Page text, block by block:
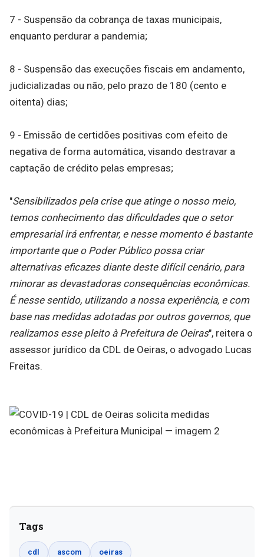
7 - Suspensão da cobrança de taxas municipais,
enquanto perdurar a pandemia;
8 - Suspensão das execuções fiscais em andamento,
judicializadas ou não, pelo prazo de 180 (cento e
oitenta) dias;
9 - Emissão de certidões positivas com efeito de
negativa de forma automática, visando destravar a
captação de crédito pelas empresas;
"Sensibilizados pela crise que atinge o nosso meio,
temos conhecimento das dificuldades que o setor
empresarial irá enfrentar, e nesse momento é bastante
importante que o Poder Público possa criar
alternativas eficazes diante deste difícil cenário, para
minorar as devastadoras consequências econômicas.
É nesse sentido, utilizando a nossa experiência, e com
base nas medidas adotadas por outros governos, que
realizamos esse pleito à Prefeitura de Oeiras", reitera o
assessor jurídico da CDL de Oeiras, o advogado Lucas
Freitas.
Tags
cdl ascom oeiras